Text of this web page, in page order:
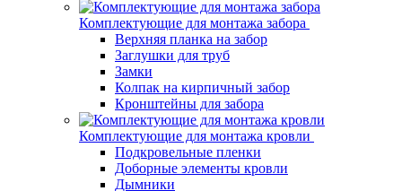
Комплектующие для монтажа забора
Верхняя планка на забор
Заглушки для труб
Замки
Колпак на кирпичный забор
Кронштейны для забора
Комплектующие для монтажа кровли
Подкровельные пленки
Доборные элементы кровли
Дымники